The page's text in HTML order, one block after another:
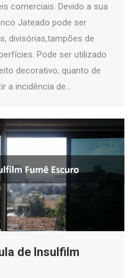
comerciais. Devido a sua
Jateado pode ser
divisórias,tampões de
Pode ser utilizado
decorativo, quanto de
a incidência de…
de Insulfilm